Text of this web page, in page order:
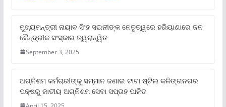
ମୁଖ୍ୟମନ୍ତ୍ରୀ ନାୟାବ ସିଂହ ସଇନୀଙ୍କ ନେତୃତ୍ୱରେ ହରିୟାଣାରେ ଜନ
କୈନ୍ଦ୍ରୀକ ସଂସ୍କାର ତ୍ୱରାନ୍ୱିତ
September 3, 2025
ଅଗ୍ନିଶମ କର୍ମଚାରୀଙ୍କୁ ସମ୍ମାନ ଜଣାଇ ଟାଟା ଷ୍ଟିଲ କଳିଙ୍ଗନଗର
ପକ୍ଷରୁ ଜାତୀୟ ଅଗ୍ନିଶମ ସେବା ସପ୍ତାହ ପାଳିତ